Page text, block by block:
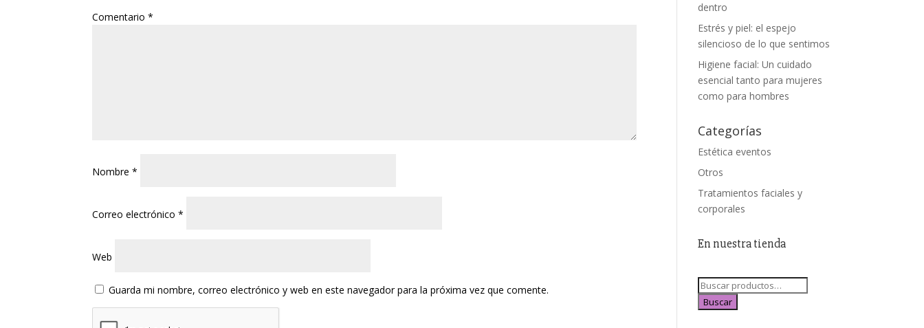
Comentario*
Nombre*
Correo electrónico*
Web
Guarda mi nombre, correo electrónico y web en este navegador para la próxima vez que comente.
dentro
Estrés y piel: el espejo
silencioso de lo que sentimos
Higiene facial: Un cuidado
esencial tanto para mujeres
como para hombres
Categorías
Estética eventos
Otros
Tratamientos faciales y
corporales
En nuestra tienda
Buscar